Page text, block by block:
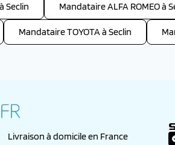
Seclin Mandataire ALFA ROMEO à
Mandataire TOYOTA à Seclin
Livraison à domicile en France